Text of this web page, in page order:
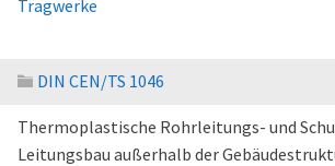
Tragwerke
DIN CEN/TS 1046
Thermoplastische Rohrleitungs- und
Leitungsbau außerhalb der